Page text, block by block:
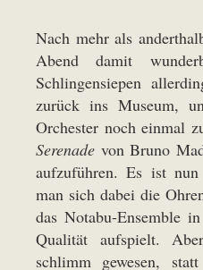
Nach mehr als
Abend damit
Schlingensiepen
zurück ins Museum,
Orchester noch einmal
Serenade von Bruno
aufzuführen. Es ist
man sich dabei die
das Notabu-Ensemble
Qualität aufspielt.
schlimm gewesen,